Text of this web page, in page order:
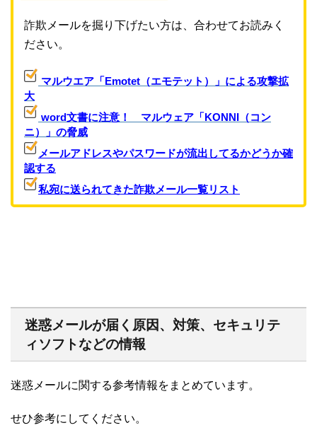
詐欺メールを掘り下げたい方は、合わせてお読みく
ださい。
マルウエア「Emotet（エモテット）」による攻撃拡
大
word文書に注意！ マルウェア「KONNI（コン
ニ）」の脅威
メールアドレスやパスワードが流出してるかどうか確
認する
私宛に送られてきた詐欺メール一覧リスト
迷惑メールが届く原因、対策、セキュリテ
ィソフトなどの情報
迷惑メールに関する参考情報をまとめています。
せひ参考にしてください。